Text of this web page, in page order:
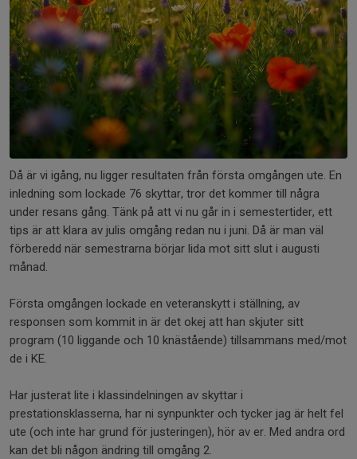
Då är vi igång, nu ligger resultaten från första omgången ute. En
inledning som lockade 76 skyttar, tror det kommer till några
under resans gång. Tänk på att vi nu går in i semestertider, ett
tips är att klara av julis omgång redan nu i juni. Då är man väl
förberedd när semestrarna börjar lida mot sitt slut i augusti
månad.
Första omgången lockade en veteranskytt i ställning, av
responsen som kommit in är det okej att han skjuter sitt
program (10 liggande och 10 knästående) tillsammans med/mot
de i KE.
Har justerat lite i klassindelningen av skyttar i
prestationsklasserna, har ni synpunkter och tycker jag är helt fel
ute (och inte har grund för justeringen), hör av er. Med andra ord
kan det bli någon ändring till omgång 2.